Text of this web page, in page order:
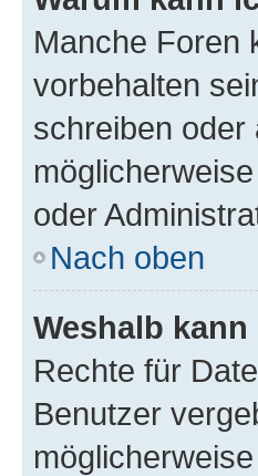
Manche Foren
vorbehalten
schreiben oder
oder
Nach oben
Weshalb
Rechte für
Benutzer